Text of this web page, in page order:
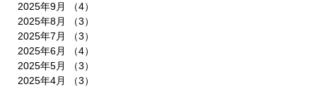
2025年9月
（4）
2025年8月
（3）
2025年7月
（3）
2025年6月
（4）
2025年5月
（3）
2025年4月
（3）